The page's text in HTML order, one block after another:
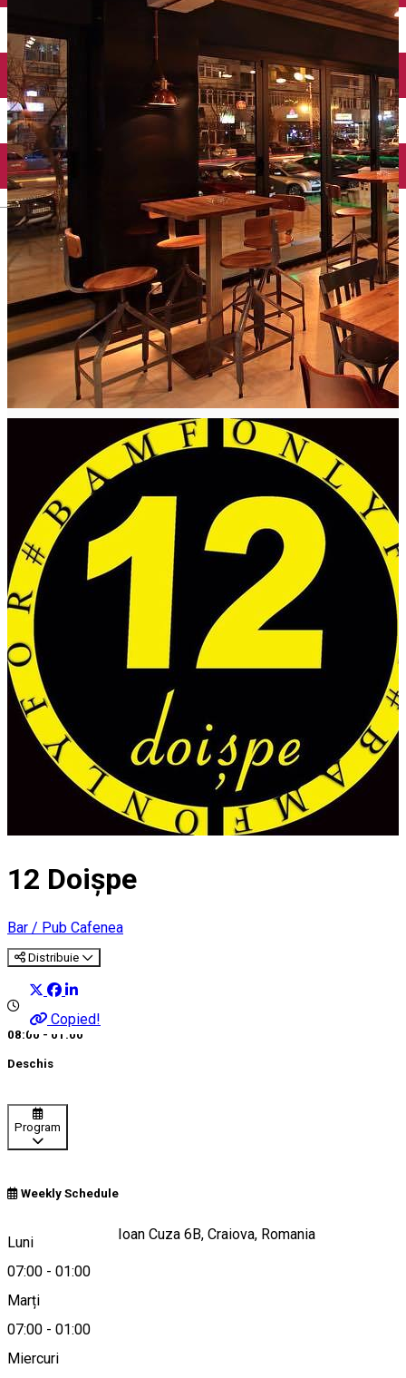
English
Închirieri auto
Încărcare vehicule electrice
12 Doișpe
Bar / Pub Cafenea
Distribuie
Copied!
08:00 - 01:00
Deschis
Program
Weekly Schedule
Luni
07:00 - 01:00
Marți
07:00 - 01:00
Miercuri
Strada Alexandru Ioan Cuza 6B, Craiova, Romania
Hartă